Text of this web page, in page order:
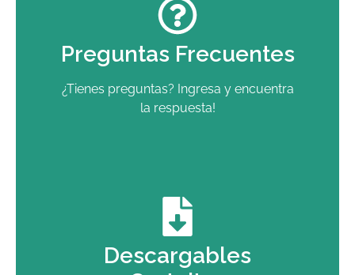
Preguntas Frecuentes
¿Tienes preguntas? Ingresa y encuentra
la respuesta!
Descargables